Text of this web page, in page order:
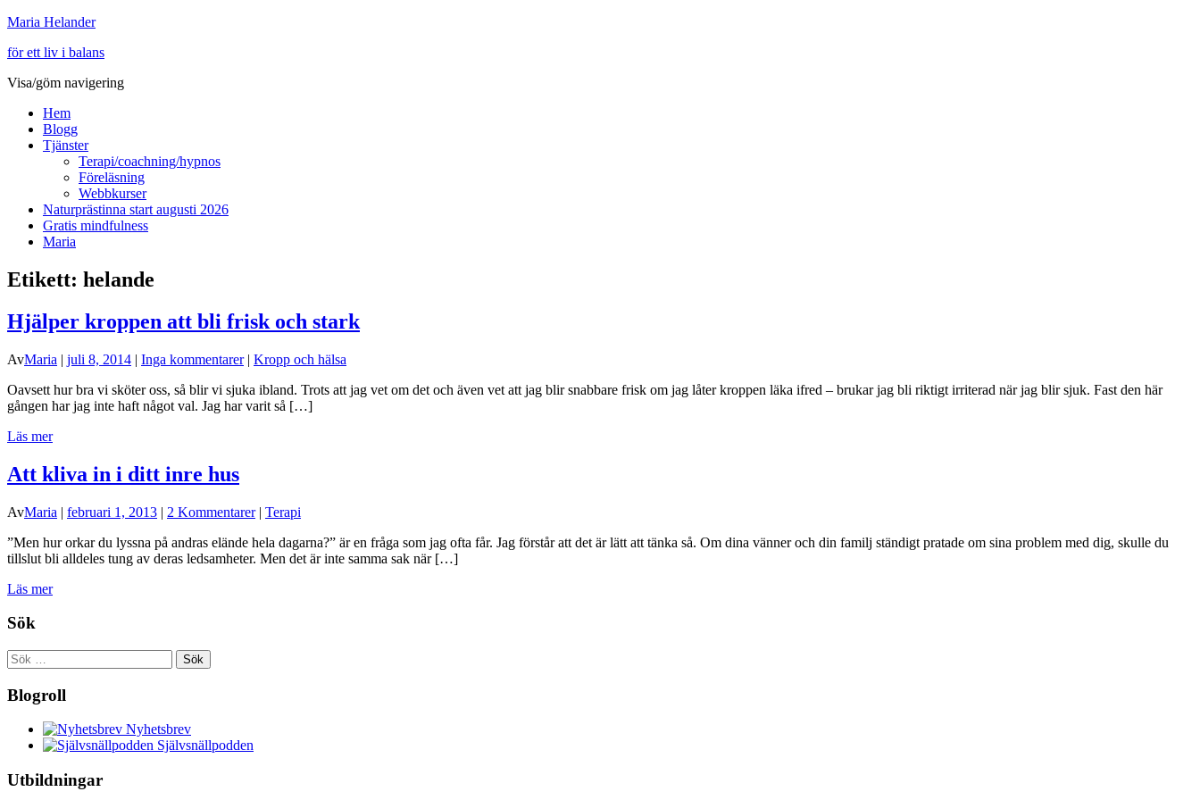
Maria Helander
för ett liv i balans
Visa/göm navigering
Hem
Blogg
Tjänster
Terapi/coachning/hypnos
Föreläsning
Webbkurser
Naturprästinna start augusti 2026
Gratis mindfulness
Maria
Etikett: helande
Hjälper kroppen att bli frisk och stark
AvMaria | juli 8, 2014 | Inga kommentarer| Kropp och hälsa
Oavsett hur bra vi sköter oss, så blir vi sjuka ibland. Trots att jag vet om det och även vet att jag blir snabbare frisk om jag låter kroppen läka ifred – brukar jag bli riktigt irriterad när jag blir sjuk. Fast den här
gången har jag inte haft något val. Jag har varit så […]
Läs mer
Att kliva in i ditt inre hus
AvMaria | februari 1, 2013 | 2 Kommentarer| Terapi
”Men hur orkar du lyssna på andras elände hela dagarna?” är en fråga som jag ofta får. Jag förstår att det är lätt att tänka så. Om dina vänner och din familj ständigt pratade om sina problem med dig, skulle du
tillslut bli alldeles tung av deras ledsamheter. Men det är inte samma sak när […]
Läs mer
Sök
Sök
efter:
Blogroll
Nyhetsbrev
Självsnällpodden
Utbildningar